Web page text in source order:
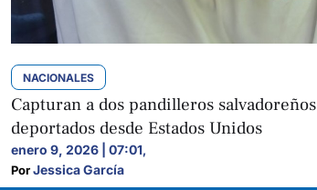
NACIONALES
Capturan a dos pandilleros salvadoreños
deportados desde Estados Unidos
enero 9, 2026 | 07:01,
Por Jessica García